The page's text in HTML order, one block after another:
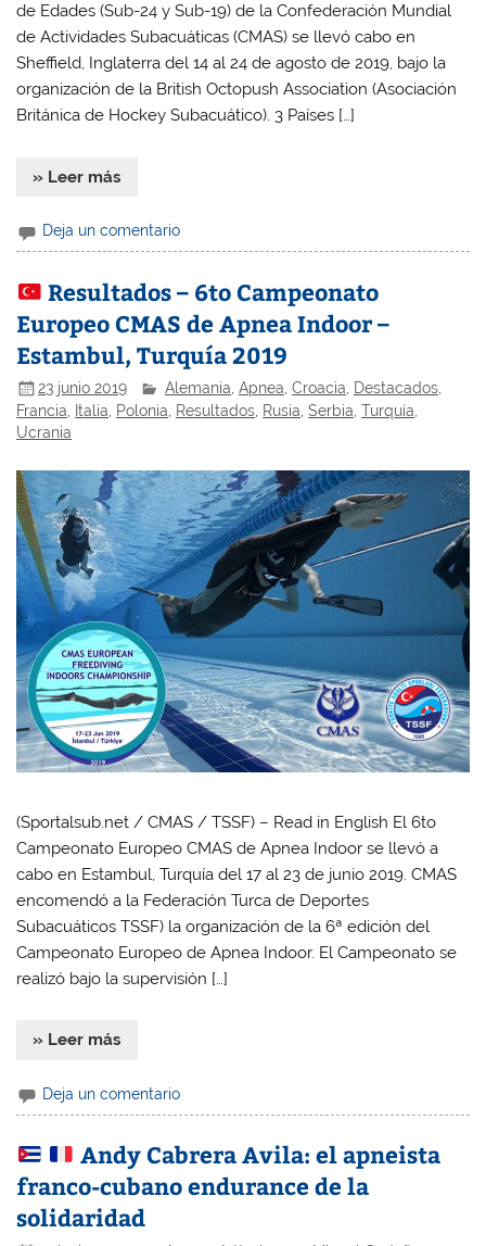
de Edades (Sub-24 y Sub-19) de la Confederación Mundial
de Actividades Subacuáticas (CMAS) se llevó cabo en
Sheffield, Inglaterra del 14 al 24 de agosto de 2019, bajo la
organización de la British Octopush Association (Asociación
Británica de Hockey Subacuático). 3 Países […]
» Leer más
Deja un comentario
Resultados – 6to Campeonato
Europeo CMAS de Apnea Indoor –
Estambul, Turquía 2019
23 junio 2019 Alemania ,Apnea ,Croacia Destacados
Francia, Italia, Polonia, Resultados, Rusia,Serbia,Turquía,
Ucrania
(Sportalsub.net / CMAS / TSSF) – Read in English El 6to
Campeonato Europeo CMAS de Apnea Indoor se llevó a
cabo en Estambul, Turquía del 17 al 23 de junio 2019. CMAS
encomendó a la Federación Turca de Deportes
Subacuáticos TSSF) la organización de la 6ª edición del
Campeonato Europeo de Apnea Indoor. El Campeonato se
realizó bajo la supervisión […]
» Leer más
Deja un comentario
Andy Cabrera Avila: el apneista
franco-cubano endurance de la
solidaridad